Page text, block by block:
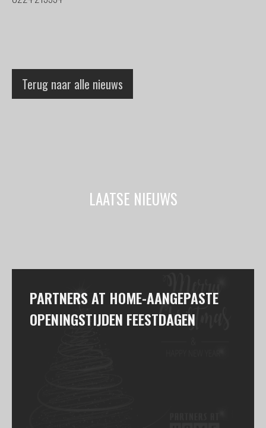
Terug naar alle nieuws
LAATSE NIEUWS
PARTNERS AT HOME-AANGEPASTE
OPENINGSTIJDEN FEESTDAGEN